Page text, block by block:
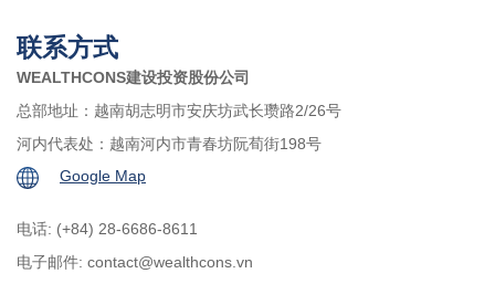
联系方式
WEALTHCONS建设投资股份公司
总部地址：越南胡志明市安庆坊武长瓒路2/26号
河内代表处：越南河内市青春坊阮荀街198号
Google Map
电话: (+84) 28-6686-8611
电子邮件: contact@wealthcons.vn